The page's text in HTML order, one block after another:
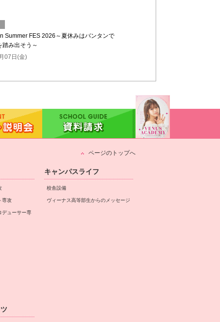
FES 2026～夏休みはバンタンで
踏み出そう～
07日(金)
ページのトップへ
専攻
デューサー専
キャンパスライフ
校舎設備
ヴィーナス高等部生からのメッセージ